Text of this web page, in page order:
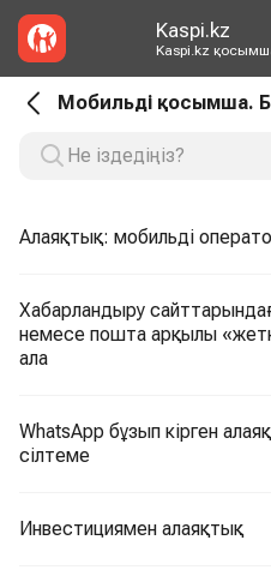
Kaspi.kz
Kaspi.kz
Мобильді қосымша.
Алаяқтық: мобильді
Хабарландыру
немесе пошта арқылы
ала
WhatsApp бұзып кірген
сілтеме
Инвестициямен алаяқтық